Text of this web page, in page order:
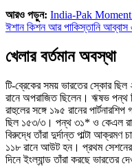
আরও পড়ুন: India-Pak Moment
ঈশান কিশন আর পাকিস্তানি আব্বাস
খেলার বর্তমান অবস্থা
টি-ব্রেকের সময় ভারতের স্কোর
রানে অপরাজিত ছিলেন। ঋষভ পন্থ
রাহুলের সঙ্গে ১৯৫ রানের
ছিল ১৫৩/৩। পন্থ ৩১* ও কেএল
বিরুদ্ধে তাঁরা দুর্দান্ত পাল্টা
১১৮ রানে আউট হন। প্রথম
দিনে ইংল্যান্ড তাঁরা করছে ভারতের